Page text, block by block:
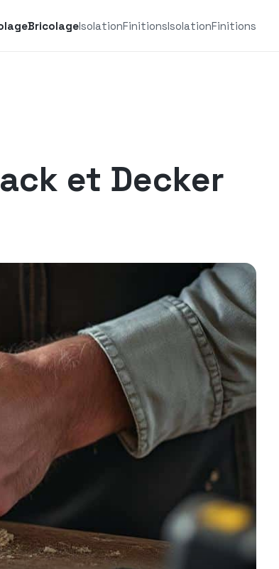
BricolageIsolationFinitionsIsolationFinitions
et Decker